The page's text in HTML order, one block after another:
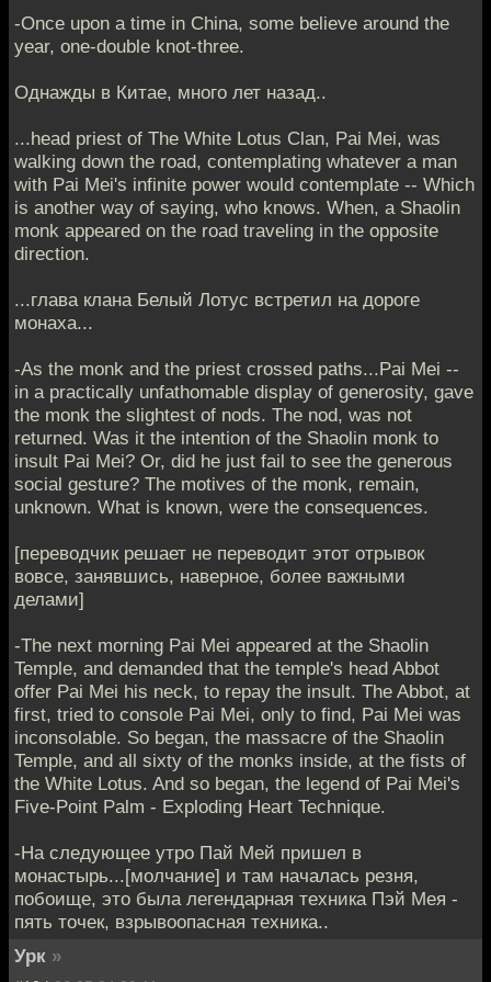
-Once upon a time in China, some believe around the
year, one-double knot-three.
Однажды в Китае, много лет назад..
...head priest of The White Lotus Clan, Pai Mei, was
walking down the road, contemplating whatever a man
with Pai Mei's infinite power would contemplate -- Which
is another way of saying, who knows. When, a Shaolin
monk appeared on the road traveling in the opposite
direction.
...глава клана Белый Лотус встретил на дороге
монаха...
-As the monk and the priest crossed paths...Pai Mei --
in a practically unfathomable display of generosity, gave
the monk the slightest of nods. The nod, was not
returned. Was it the intention of the Shaolin monk to
insult Pai Mei? Or, did he just fail to see the generous
social gesture? The motives of the monk, remain,
unknown. What is known, were the consequences.
[переводчик решает не переводит этот отрывок
вовсе, занявшись, наверное, более важными
делами]
-The next morning Pai Mei appeared at the Shaolin
Temple, and demanded that the temple's head Abbot
offer Pai Mei his neck, to repay the insult. The Abbot, at
first, tried to console Pai Mei, only to find, Pai Mei was
inconsolable. So began, the massacre of the Shaolin
Temple, and all sixty of the monks inside, at the fists of
the White Lotus. And so began, the legend of Pai Mei's
Five-Point Palm - Exploding Heart Technique.
-На следующее утро Пай Мей пришел в
монастырь...[молчание] и там началась резня,
побоище, это была легендарная техника Пэй Мея -
пять точек, взрывоопасная техника..
Урк »